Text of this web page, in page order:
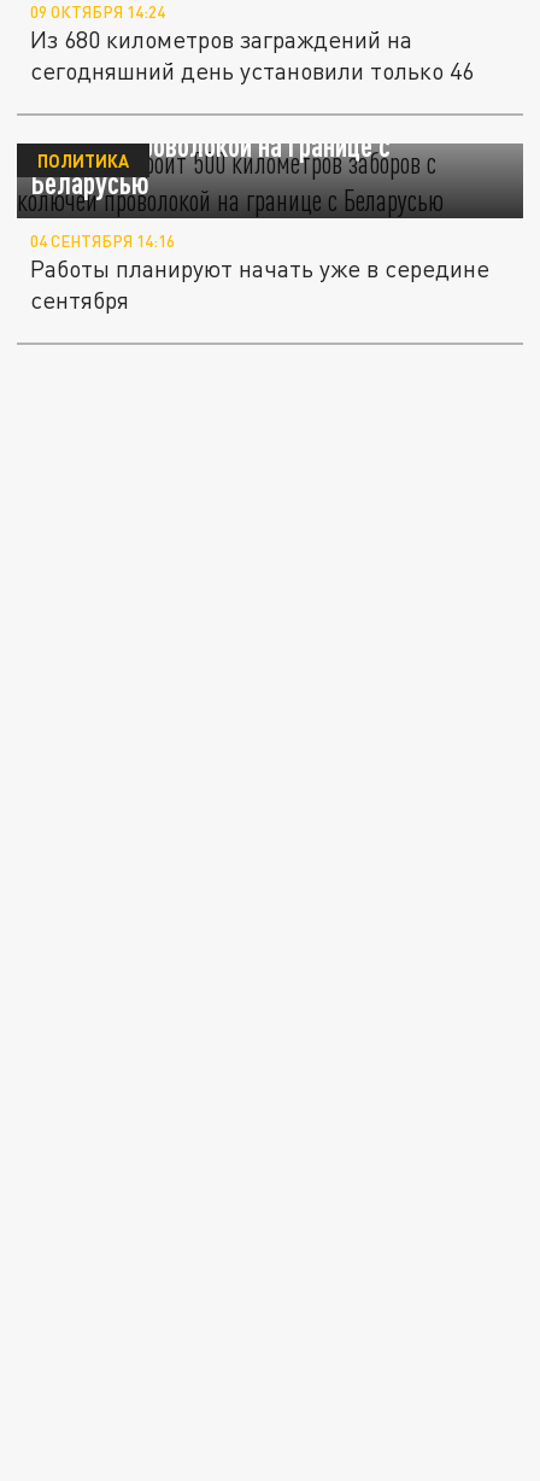
09 ОКТЯБРЯ 14:24
Из 680 километров заграждений на
сегодняшний день установили только 46
Литва построит 500 километров заборов с
колючей проволокой на границе с
Беларусью
ПОЛИТИКА
04 СЕНТЯБРЯ 14:16
Работы планируют начать уже в середине
сентября